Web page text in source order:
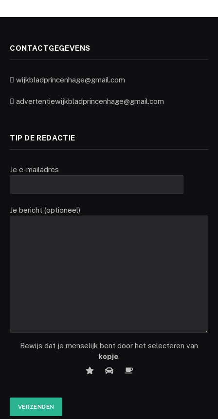
CONTACTGEGEVENS
wijkbladprincenhage@gmail.com
advertentiewijkbladprincenhage@gmail.com
TIP DE REDACTIE
Je e-mailadres
Je bericht (optioneel)
Bewijs dat je menselijk bent door het selecteren van
kopje.